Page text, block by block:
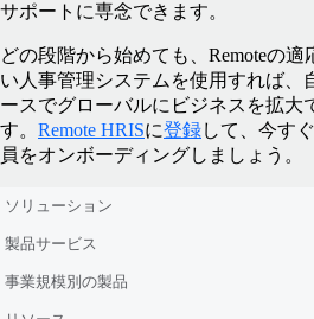
サポートに専念できます。
どの段階から始めても、Remoteの適
い人事管理システムを使用すれば、
ースでグローバルにビジネスを拡大
す。 Remote HRISに登録して、今す
員をオンボーディングしましょう。
ソリューション
製品サービス
事業規模別の製品